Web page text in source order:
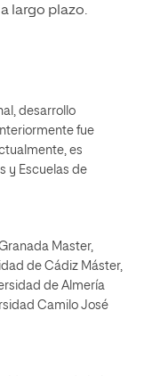
largo plazo.
desarrollo
fue
es
y Escuelas de
Master,
de Cádiz Máster,
de Almería
Camilo José